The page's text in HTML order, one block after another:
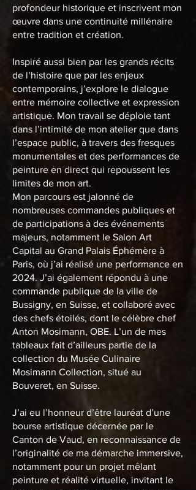
profondeur historique et inscrivent mon
œuvre dans une continuité millénaire
entre tradition et création.
Inspiré aussi bien par les grands récits
de l’histoire que par les enjeux
contemporains, j’explore le dialogue
entre mémoire collective et expression
artistique. Mon travail se déploie tant
dans l’intimité de mon atelier que dans
l’espace public, à travers des fresques
monumentales et des performances de
peinture en direct qui repoussent les
limites de mon art.
Mon parcours est jalonné de
nombreuses commandes publiques et
de participations à des événements
majeurs, notamment le Salon Art
Capital au Grand Palais Éphémère à
Paris, où j’ai réalisé une performance en
2024. J’ai également répondu à une
commande publique de la ville de
Bussigny, en Suisse, et collaboré avec
des chefs étoilés, dont le célèbre chef
Anton Mosimann, OBE. L’un de mes
tableaux fait d’ailleurs partie de la
collection du Musée Culinaire
Mosimann Collection, situé au
Bouveret, en Suisse.
J’ai eu l’honneur d’être lauréat d’une
bourse artistique décernée par le
Canton de Vaud, en reconnaissance de
l’originalité de ma démarche immersive,
notamment pour un projet mêlant
peinture et réalité virtuelle, invitant le